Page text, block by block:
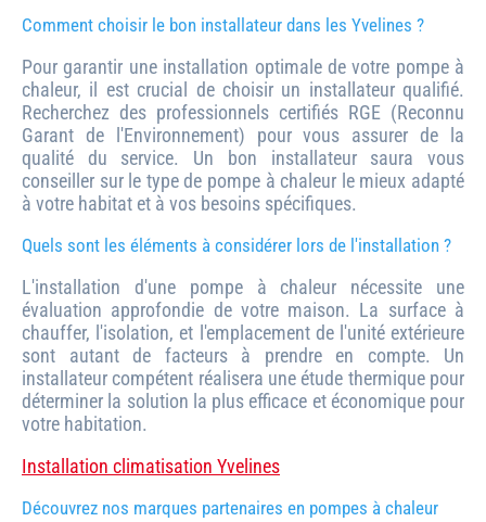
Comment choisir le bon installateur dans les Yvelines ?
Pour garantir une installation optimale de votre pompe à
chaleur, il est crucial de choisir un installateur qualifié.
Recherchez des professionnels certifiés RGE (Reconnu
Garant de l'Environnement) pour vous assurer de la
qualité du service. Un bon installateur saura vous
conseiller sur le type de pompe à chaleur le mieux adapté
à votre habitat et à vos besoins spécifiques.
Quels sont les éléments à considérer lors de l'installation ?
L'installation d'une pompe à chaleur nécessite une
évaluation approfondie de votre maison. La surface à
chauffer, l'isolation, et l'emplacement de l'unité extérieure
sont autant de facteurs à prendre en compte. Un
installateur compétent réalisera une étude thermique pour
déterminer la solution la plus efficace et économique pour
votre habitation.
Installation climatisation Yvelines
Découvrez nos marques partenaires en pompes à chaleur